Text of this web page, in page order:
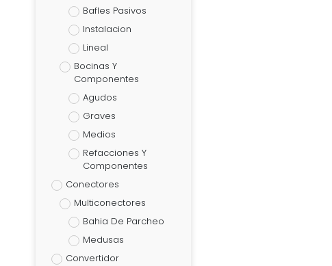
Bafles Pasivos
Instalacion
Lineal
Bocinas Y
Componentes
Agudos
Graves
Medios
Refacciones Y
Componentes
Conectores
Multiconectores
Bahia De Parcheo
Medusas
Convertidor